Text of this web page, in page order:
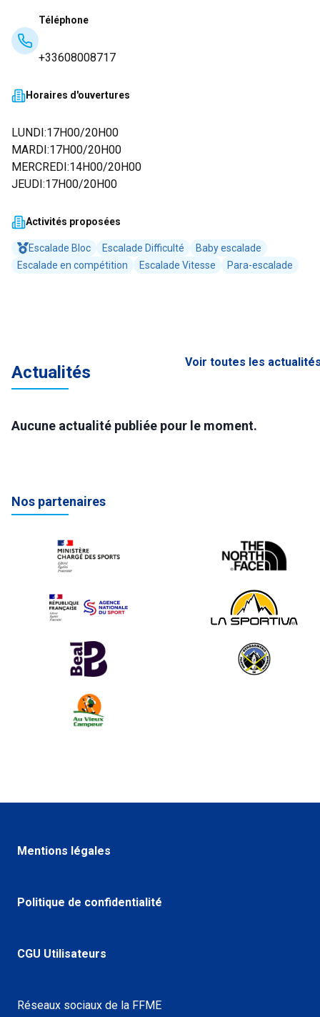
Téléphone
+33608008717
Horaires d'ouvertures
LUNDI:17H00/20H00
MARDI:17H00/20H00
MERCREDI:14H00/20H00
JEUDI:17H00/20H00
Activités proposées
Escalade Bloc Escalade Difficulté
Baby escalade
Escalade en compétition
Escalade Vitesse Para-escalade
Actualités
Voir toutes les
Aucune actualité publiée pour le moment.
Nos partenaires
Mentions légales
Politique de confidentialité
CGU Utilisateurs
Réseaux sociaux de la FFME